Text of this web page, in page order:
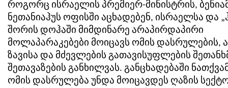
როგორც ისრაელის პრემიერ-მინისტრის,
ნეთანიაჰუს ოფისში აცხადებენ, ისრაელსა და
შორის დოჰაში მიმდინარე არაპირდაპირი
მოლაპარაკებები მოიცავს ომის დასრულების,
ზავისა და მძევლების გათავისუფლების
შეთავაზების განხილვას. განცხადებაში
ომის დასრულება უნდა მოიცავდეს ღაზის